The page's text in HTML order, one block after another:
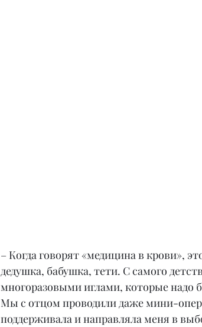
– Когда говорят «медицина в крови»,
дедушка, бабушка, тети. С самого
многоразовыми иглами, которые
Мы с отцом проводили даже мини-
поддерживала и направляла меня в